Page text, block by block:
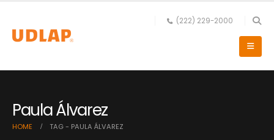
(222) 229-2000
Paula Álvarez
HOME TAG - PAULA ÁLVAREZ